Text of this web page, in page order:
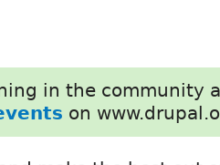
in the community
on